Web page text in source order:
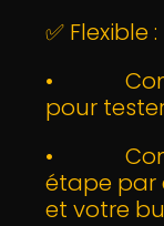
✅ Flexible :
•
pour
•
étape par
et votre